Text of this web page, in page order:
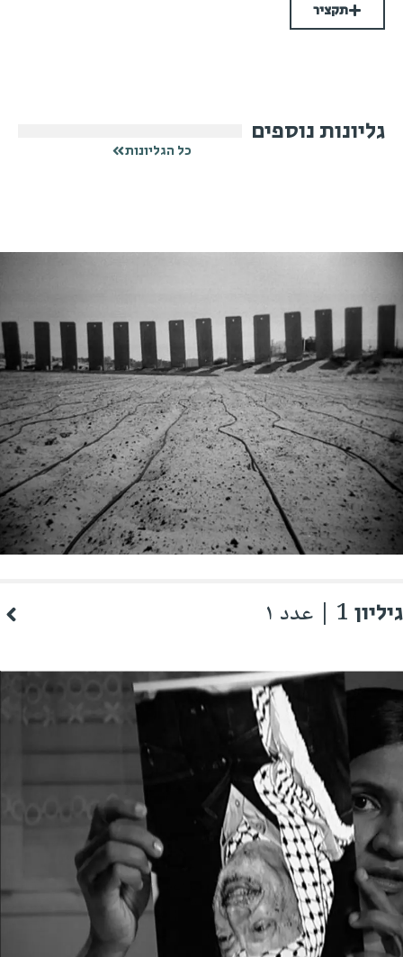
תקציר
גליונות נוספים
כל הגליונות
גיליון 1 | عدد ١